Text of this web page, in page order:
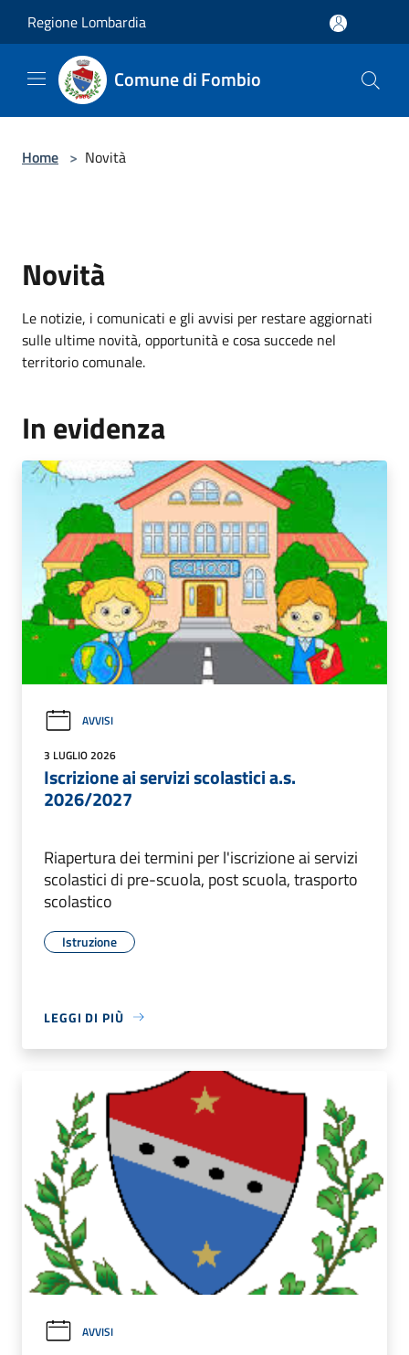
Regione Lombardia
Comune di Fombio
Home > Novità
Novità
Le notizie, i comunicati e gli avvisi per restare aggiornati
sulle ultime novità, opportunità e cosa succede nel
territorio comunale.
In evidenza
AVVISI
3 LUGLIO 2026
Iscrizione ai servizi scolastici a.s.
2026/2027
Riapertura dei termini per l'iscrizione ai servizi
scolastici di pre-scuola, post scuola, trasporto
scolastico
Istruzione
LEGGI DI PIÙ
AVVISI